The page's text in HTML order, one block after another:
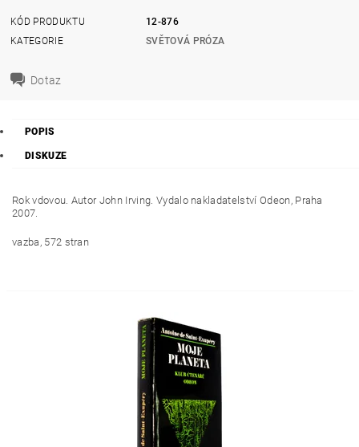
KÓD PRODUKTU
12-876
KATEGORIE
SVĚTOVÁ PRÓZA
Dotaz
POPIS
DISKUZE
Rok vdovou. Autor John Irving. Vydalo nakladatelství Odeon, Praha
2007.
vazba, 572 stran